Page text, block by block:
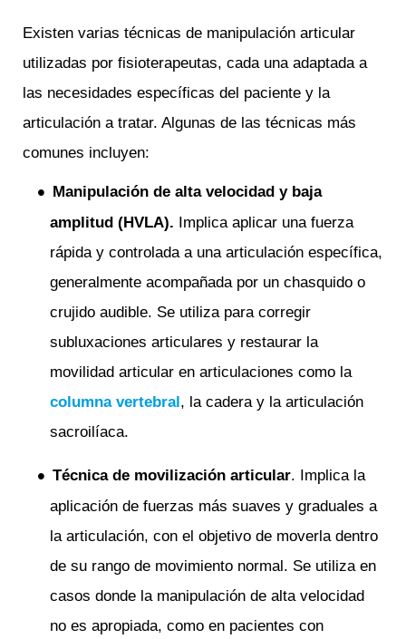
Existen varias técnicas de manipulación articular
utilizadas por fisioterapeutas, cada una adaptada a
las necesidades específicas del paciente y la
articulación a tratar. Algunas de las técnicas más
comunes incluyen:
Manipulación de alta velocidad y baja
amplitud (HVLA). Implica aplicar una fuerza
rápida y controlada a una articulación específica,
generalmente acompañada por un chasquido o
crujido audible. Se utiliza para corregir
subluxaciones articulares y restaurar la
movilidad articular en articulaciones como la
columna vertebral, la cadera y la articulación
sacroilíaca.
Técnica de movilización articular. Implica la
aplicación de fuerzas más suaves y graduales a
la articulación, con el objetivo de moverla dentro
de su rango de movimiento normal. Se utiliza en
casos donde la manipulación de alta velocidad
no es apropiada, como en pacientes con